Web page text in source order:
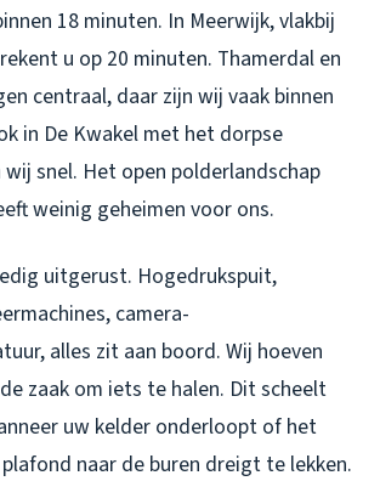
18 minuten. In Meerwijk, vlakbij
u op 20 minuten. Thamerdal en
centraal, daar zijn wij vaak binnen
in De Kwakel met het dorpse
snel. Het open polderlandschap
weinig geheimen voor ons.
uitgerust. Hogedrukspuit,
camera-
alles zit aan boord. Wij hoeven
zaak om iets te halen. Dit scheelt
uw kelder onderloopt of het
naar de buren dreigt te lekken.